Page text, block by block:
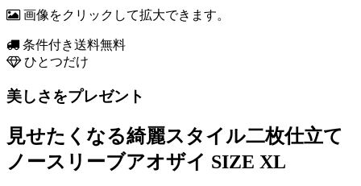
画像をクリックして拡大できます。
条件付き送料無料
ひとつだけ
美しさをプレゼント
見せたくなる綺麗スタイル二枚仕立て
ノースリーブアオザイ SIZE XL